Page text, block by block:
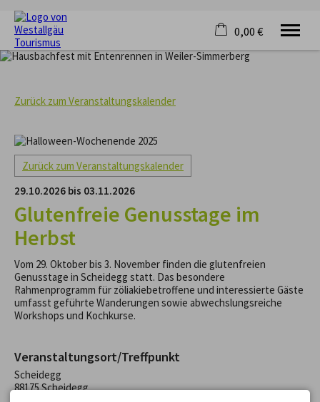
WANDERN
UNTERKÜNFTE
VERANSTALTUNGEN
SERVICE
0,00 €
Zurück zum Veranstaltungskalender
Zurück zum Veranstaltungskalender
29.10.2026 bis 03.11.2026
Glutenfreie Genusstage im
Herbst
Vom 29. Oktober bis 3. November finden die glutenfreien
Genusstage in Scheidegg statt. Das besondere
Rahmenprogramm für zöliakiebetroffene und interessierte Gäste
umfasst geführte Wanderungen sowie abwechslungsreiche
Workshops und Kochkurse.
Veranstaltungsort/Treffpunkt
Scheidegg
88175 Scheidegg